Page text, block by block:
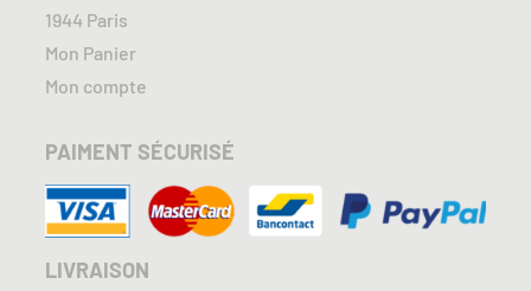
1944 Paris
Mon Panier
Mon compte
PAIMENT SÉCURISÉ
LIVRAISON